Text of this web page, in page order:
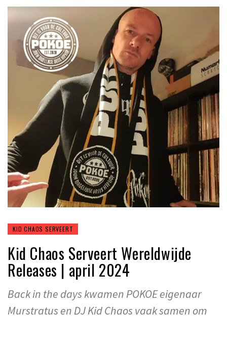
KID CHAOS SERVEERT
Kid Chaos Serveert Wereldwijde
Releases | april 2024
Back in the days kwamen POKOE eigenaar
Murstratus en DJ Kid Chaos vaak samen om